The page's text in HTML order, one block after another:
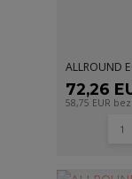
ALLROUND
72,26
58,75 EUR bez